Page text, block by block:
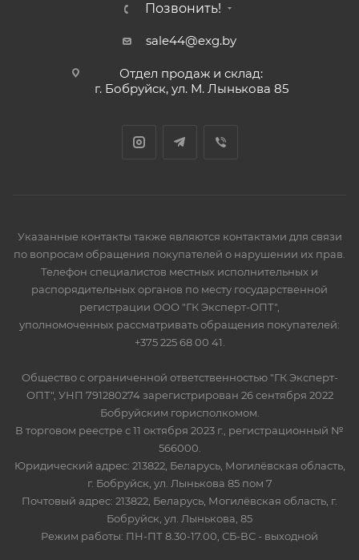
Позвонить!
sale44@exg.by
Отдел продаж и склад:
г. Бобруйск, ул. М. Лынькова 85
Указанные контакты также являются контактами для связи
по вопросам обращения покупателей о нарушении их прав.
Телефон специалистов местных исполнительных и
распорядительных органов по месту государственной
регистрации ООО "ГК Эксперт-ОПТ",
уполномоченных рассматривать обращения покупателей:
+375 225 68 00 41.
Общество с ограниченной ответственностью "ГК Эксперт-
ОПТ", УНП 791280274 зарегистрирован 26 сентября 2022
Бобруйским горисполкомом.
В торговом реестре с 11 октября 2023 г., регистрационный №
566000.
Юридический адрес: 213822, Беларусь, Могилёвская область,
г. Бобруйск, ул. Лынькова 85 пом 7
Почтовый адрес: 213822, Беларусь, Могилёвская область, г.
Бобруйск, ул. Лынькова, 85
Режим работы: ПН-ПТ 8.30-17.00, СБ-ВС - выходной